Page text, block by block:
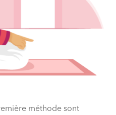
méthode sont